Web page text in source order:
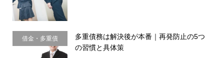
借金・多重債
務・金銭感覚
多重債務は解決後が本番｜再発防止の5つ
の習慣と具体策